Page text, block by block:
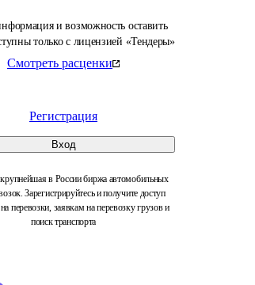
и возможность оставить
только с лицензией «Тендеры»
Смотреть расценки
Регистрация
Вход
в России биржа автомобильных
Зарегистрируйтесь и получите доступ
перевозки, заявкам на перевозку грузов и
поиск транспорта